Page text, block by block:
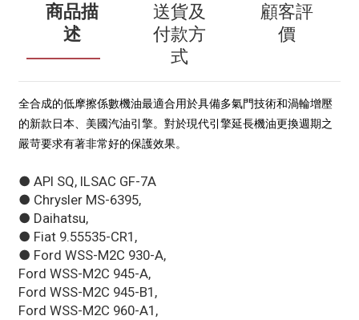
商品描
述
送貨及
付款方
式
顧客評
價
全合成的低摩擦係數機油最適合用於具備多氣門技術和渦輪增壓
的新款日本、美國汽油引擎。對於現代引擎延長機油更換週期之
嚴苛要求有著非常好的保護效果。
● API SQ, ILSAC GF-7A
● Chrysler MS-6395,
● Daihatsu,
● Fiat 9.55535-CR1,
● Ford WSS-M2C 930-A,
Ford WSS-M2C 945-A,
Ford WSS-M2C 945-B1,
Ford WSS-M2C 960-A1,